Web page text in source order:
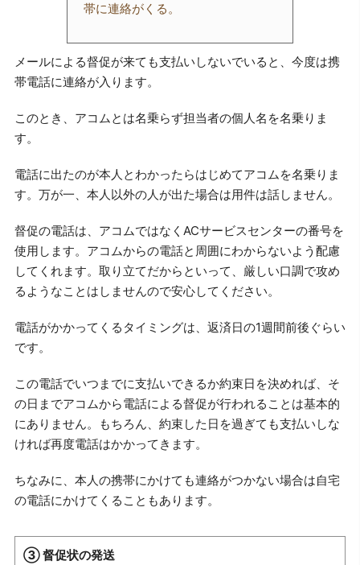
帯に連絡がくる。
メールによる督促が来ても支払いしないでいると、今度は携
帯電話に連絡が入ります。
このとき、アコムとは名乗らず担当者の個人名を名乗りま
す。
電話に出たのが本人とわかったらはじめてアコムを名乗りま
す。万が一、本人以外の人が出た場合は用件は話しません。
督促の電話は、アコムではなくACサービスセンターの番号を
使用します。アコムからの電話と周囲にわからないよう配慮
してくれます。取り立てだからといって、厳しい口調で攻め
るようなことはしませんので安心してください。
電話がかかってくるタイミングは、返済日の1週間前後ぐらい
です。
この電話でいつまでに支払いできるか約束日を決めれば、そ
の日までアコムから電話による督促が行われることは基本的
にありません。もちろん、約束した日を過ぎても支払いしな
ければ再度電話はかかってきます。
ちなみに、本人の携帯にかけても連絡がつかない場合は自宅
の電話にかけてくることもあります。
③ 督促状の発送